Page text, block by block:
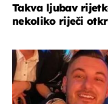
Takva ljubav
nekoliko riječi